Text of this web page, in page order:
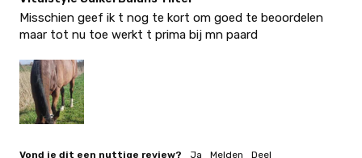
Misschien geef ik t nog te kort om goed te beoordelen
maar tot nu toe werkt t prima bij mn paard
Vond je dit een nuttige review? Ja Melden Deel